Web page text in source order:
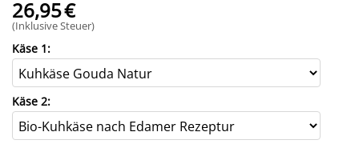
26,95€
(Inklusive Steuer)
Käse 1:
Käse 2: